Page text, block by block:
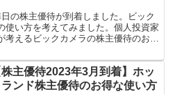
の株主優待が到着しました。ビック
使い方を考えてみました。個人投資家
えるビックカメラの株主優待のおす
株主優待2023年3月到着】ホッ
ランド株主優待のお得な使い方